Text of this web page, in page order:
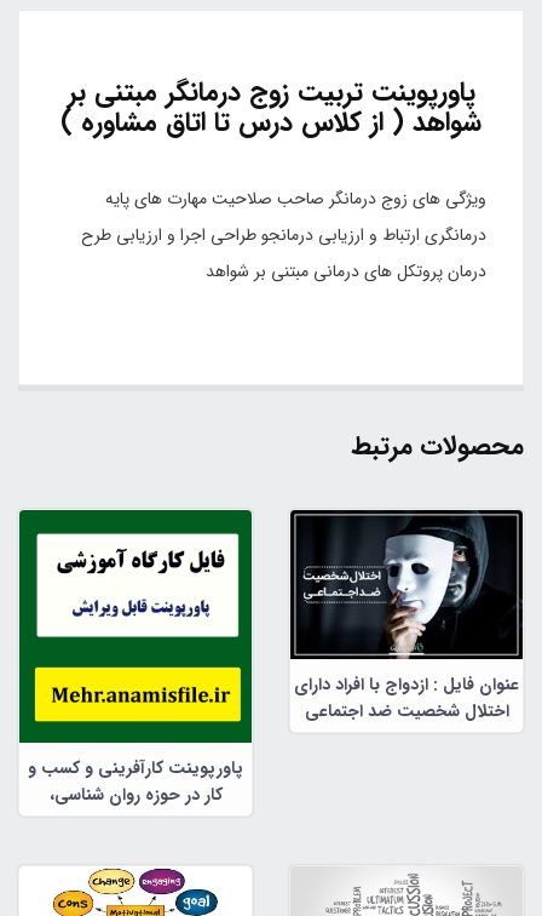
پاورپوینت تربیت زوج درمانگر مبتنی بر
شواهد ( از کلاس درس تا اتاق مشاوره )
ویژگی های زوج درمانگر صاحب صلاحیت مهارت های پایه
درمانگری ارتباط و ارزیابی درمانجو طراحی اجرا و ارزیابی طرح
درمان پروتکل های درمانی مبتنی بر شواهد
محصولات مرتبط
عنوان فایل : ازدواج با افراد دارای
اختلال شخصیت ضد اجتماعی
پاورپوینت کارآفرینی و کسب و
کار در حوزه روان شناسی،
مشاوره و علوم تربیتی